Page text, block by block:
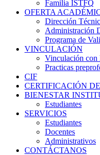
Familia ISTFQ
OFERTA
Dirección
Administración
Programa de
VINCULACIÓN
Vinculación con
Practicas
CIF
CERTIFICACIÓN
BIENESTAR
Estudiantes
SERVICIOS
Estudiantes
Docentes
Administrativos
CONTÁCTANOS